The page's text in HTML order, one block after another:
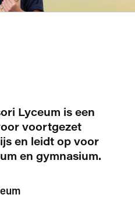
Lyceum is een
voortgezet
en leidt op voor
en gymnasium.